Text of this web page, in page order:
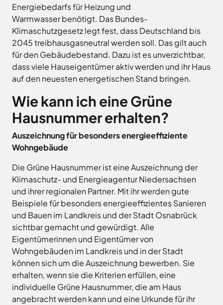
Energiebedarfs für Heizung und
Warmwasser benötigt. Das Bundes-
Klimaschutzgesetz legt fest, dass Deutschland bis
2045 treibhausgasneutral werden soll. Das gilt auch
für den Gebäudebestand. Dazu ist es unverzichtbar,
dass viele Hauseigentümer aktiv werden und ihr Haus
auf den neuesten energetischen Stand bringen.
Wie kann ich eine Grüne
Hausnummer erhalten?
Auszeichnung für besonders energieeffiziente
Wohngebäude
Die Grüne Hausnummer ist eine Auszeichnung der
Klimaschutz- und Energieagentur Niedersachsen
und ihrer regionalen Partner. Mit ihr werden gute
Beispiele für besonders energieeffizientes Sanieren
und Bauen im Landkreis und der Stadt Osnabrück
sichtbar gemacht und gewürdigt. Alle
Eigentümerinnen und Eigentümer von
Wohngebäuden im Landkreis und in der Stadt
können sich um die Auszeichnung bewerben. Sie
erhalten, wenn sie die Kriterien erfüllen, eine
individuelle Grüne Hausnummer, die am Haus
angebracht werden kann und eine Urkunde für ihr
Niedersächsische
Landgesellschaft
Osnabrücker
Land
–
Entwicklungsgesellschaft
Planungsgesellschaft
Osnabrück
Stiftung
Lauter
Tourismusgesellschaft
Osnabrücker
Land
Verkehrsgesellschaft
Landkreis
Osnabrück
Volkshochschule
Osnabrücker
Land
Wirtschaftsförderungsgesellschaft
Osnabrücker
Land
-
12.00
Uhr
Samstag
9.30 - 11.30 Uhr
(nur
Zulassungsstelle!)
Außenstellen
der
Kreisverwaltung
Karte
aufrufen
Bad
Essen
Bad
Iburg
Bad
Laer
Bad
Rothenfelde
Belm
Bissendorf
Bohmte
Bramsche
Dissen
Fürstenau
Georgsmarienhütte
Glandorf
Hagen
Hasbergen
Hilter
Melle
Neuenkirchen
Osnabrück